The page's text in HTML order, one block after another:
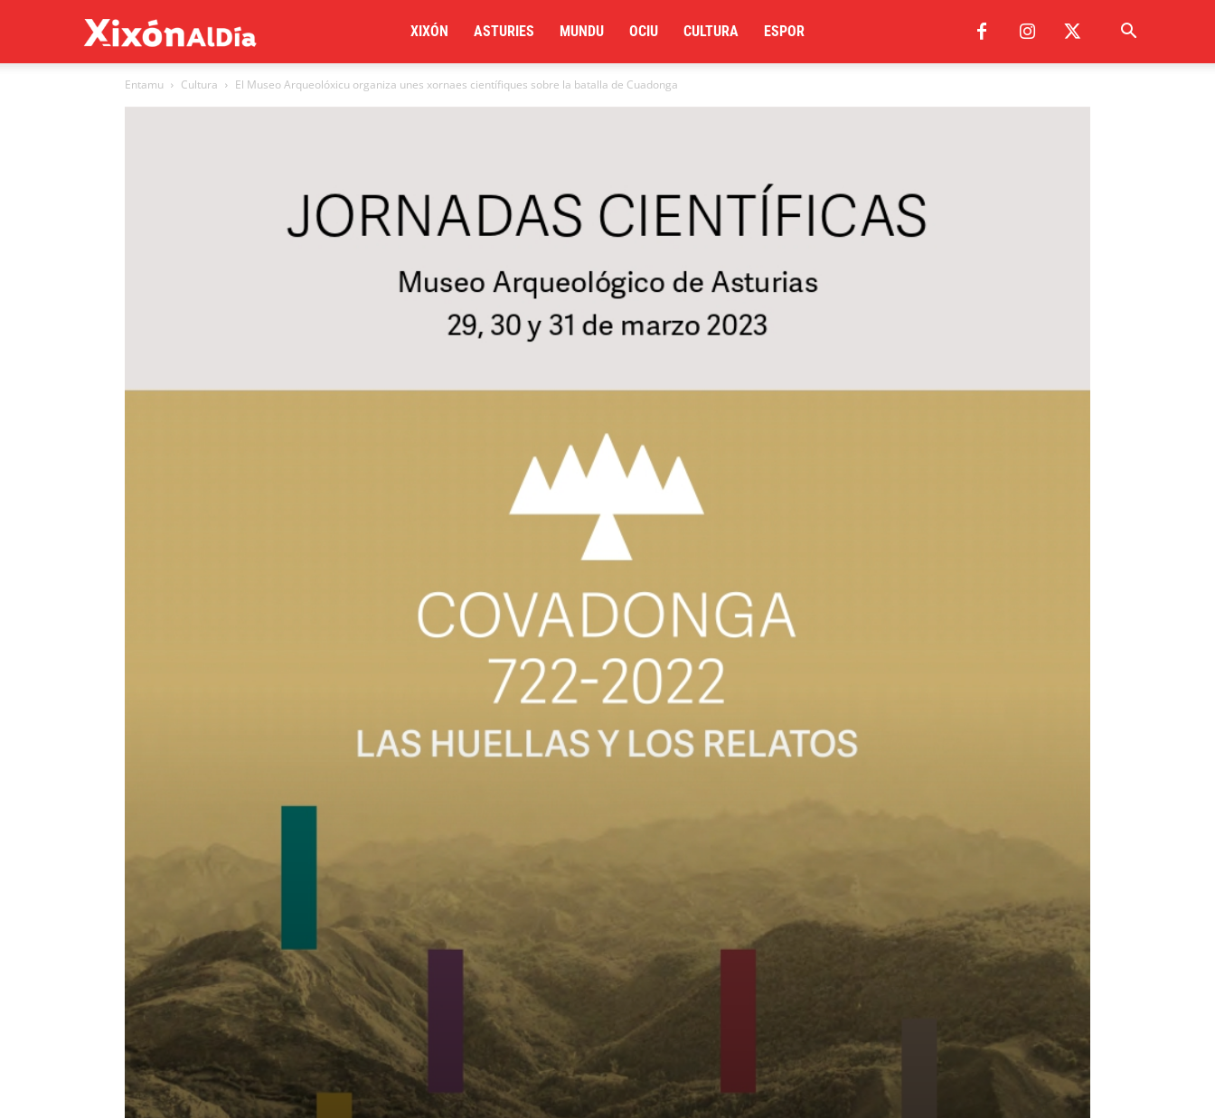
al
XIXÓN ASTURIES MUNDU OCIU CULTURA ESPOR
Entamu Cultura El Museo Arqueolóxicu organiza unes xornaes científiques sobre la batalla de Cuadonga